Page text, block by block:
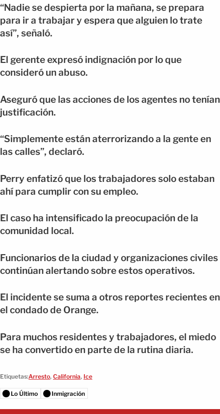
“Nadie se despierta por la mañana, se prepara
para ir a trabajar y espera que alguien lo trate
así”, señaló.
El gerente expresó indignación por lo que
consideró un abuso.
Aseguró que las acciones de los agentes no tenían
justificación.
“Simplemente están aterrorizando a la gente en
las calles”, declaró.
Perry enfatizó que los trabajadores solo estaban
ahí para cumplir con su empleo.
El caso ha intensificado la preocupación de la
comunidad local.
Funcionarios de la ciudad y organizaciones civiles
continúan alertando sobre estos operativos.
El incidente se suma a otros reportes recientes en
el condado de Orange.
Para muchos residentes y trabajadores, el miedo
se ha convertido en parte de la rutina diaria.
Etiquetas:Arresto, California, Ice
Lo Último Inmigración